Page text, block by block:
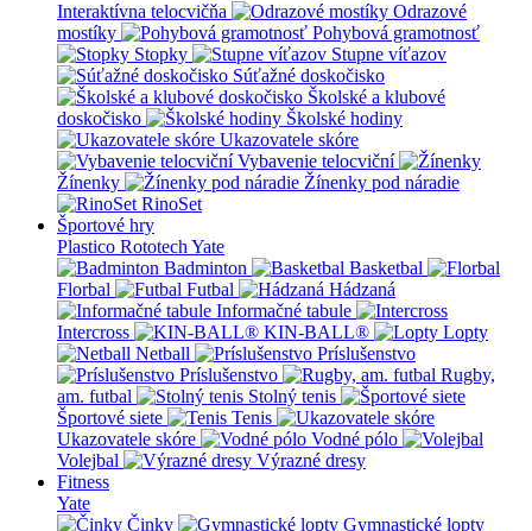
Interaktívna telocvičňa
Odrazové
mostíky
Pohybová gramotnosť
Stopky
Stupne víťazov
Súťažné doskočisko
Školské a klubové
doskočisko
Školské hodiny
Ukazovatele skóre
Vybavenie telocviční
Žínenky
Žínenky pod náradie
RinoSet
Športové hry
Plastico Rototech Yate
Badminton
Basketbal
Florbal
Futbal
Hádzaná
Informačné tabule
Intercross
KIN-BALL®
Lopty
Netball
Príslušenstvo
Príslušenstvo
Rugby,
am. futbal
Stolný tenis
Športové siete
Tenis
Ukazovatele skóre
Vodné pólo
Volejbal
Výrazné dresy
Fitness
Yate
Činky
Gymnastické lopty